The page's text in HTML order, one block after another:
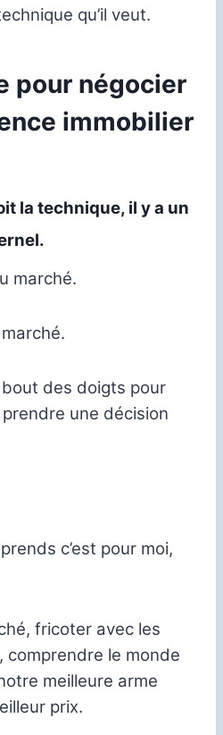
qu’il veut.
pour négocier
immobilier
la technique, il y a un
marché.
des doigts pour
une décision
c’est pour moi,
fricoter avec les
comprendre le monde
meilleure arme
prix.